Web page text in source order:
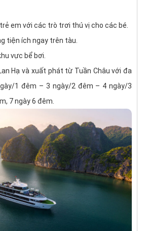
em với các trò trơi thú vị cho các bé.
tiện ích ngay trên tàu.
vực bể bơi.
Hạ và xuất phát từ Tuần Châu với đa
1 đêm – 3 ngày/2 đêm – 4 ngày/3
7 ngày 6 đêm.